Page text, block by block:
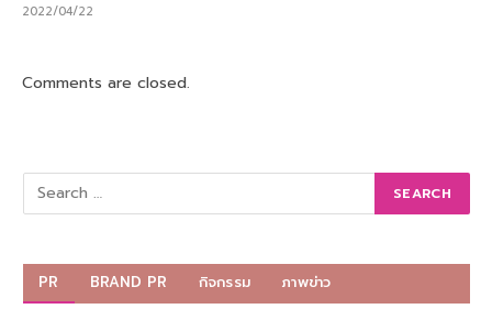
2022/04/22
Comments are closed.
PR BRAND PR กิจกรรม ภาพข่าว